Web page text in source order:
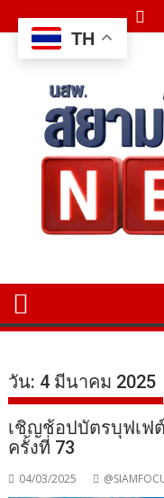
to
content
วัน: 4 มีนาคม 2025
เชิญช้อปบัตรบุฟเฟ
ครั้งที่ 73
04/03/2025
TH